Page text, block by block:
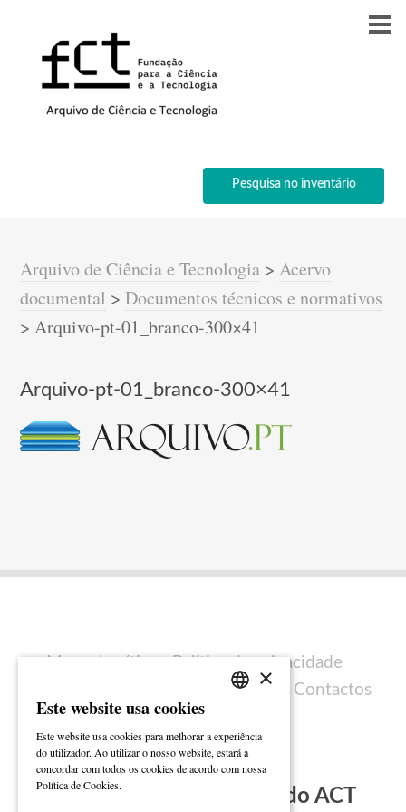
Pesquisa no inventário
Arquivo de Ciência e Tecnologia >Acervo
documental >Documentos técnicos e normativos
>Arquivo-pt-01_branco-300×41
Arquivo-pt-01_branco-300×41
Mapa do sítio
Política de privacidade
Ficha técnica Contactos
Subscreva a Newsletter do ACT
ENGLISH
×
Este website usa cookies
Este website usa cookies para melhorar a experiência
do utilizador. Ao utilizar o nosso website, estará a
concordar com todos os cookies de acordo com nossa
Política de Cookies.